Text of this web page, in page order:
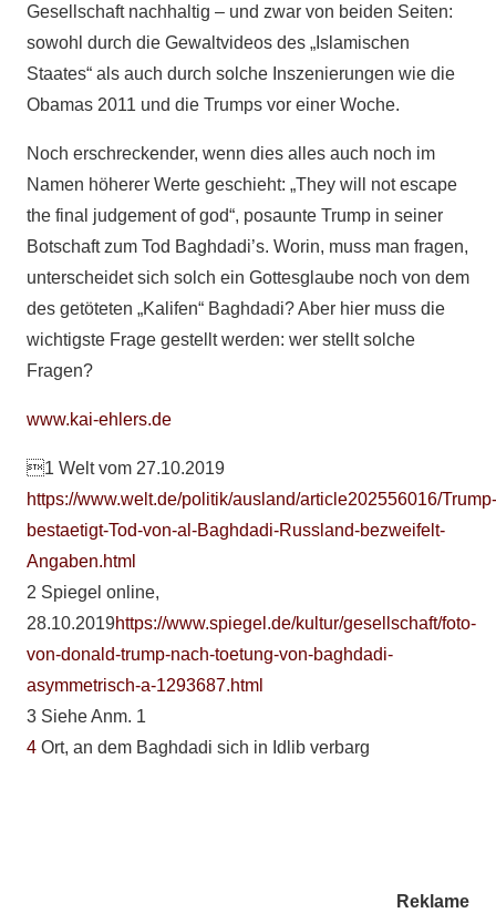
Gesellschaft nachhaltig – und zwar von beiden Seiten:
sowohl durch die Gewaltvideos des „Islamischen
Staates“ als auch durch solche Inszenierungen wie die
Obamas 2011 und die Trumps vor einer Woche.
Noch erschreckender, wenn dies alles auch noch im
Namen höherer Werte geschieht: „They will not escape
the final judgement of god“, posaunte Trump in seiner
Botschaft zum Tod Baghdadi’s. Worin, muss man fragen,
unterscheidet sich solch ein Gottesglaube noch von dem
des getöteten „Kalifen“ Baghdadi? Aber hier muss die
wichtigste Frage gestellt werden: wer stellt solche
Fragen?
www.kai-ehlers.de
1 Welt vom 27.10.2019
https://www.welt.de/politik/ausland/article202556016/Trump-
bestaetigt-Tod-von-al-Baghdadi-Russland-bezweifelt-
Angaben.html
2 Spiegel online,
28.10.2019https://www.spiegel.de/kultur/gesellschaft/foto-
von-donald-trump-nach-toetung-von-baghdadi-
asymmetrisch-a-1293687.html
3 Siehe Anm. 1
4 Ort, an dem Baghdadi sich in Idlib verbarg
Reklame